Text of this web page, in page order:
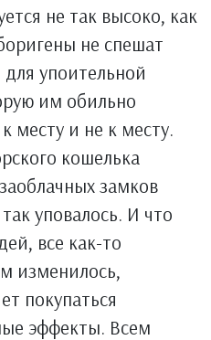
не так высоко, как
не спешат
упоительной
им обильно
месту и не к месту.
кошелька
замков
уповалось. И что
все как-то
изменилось,
покупаться
эффекты. Всем